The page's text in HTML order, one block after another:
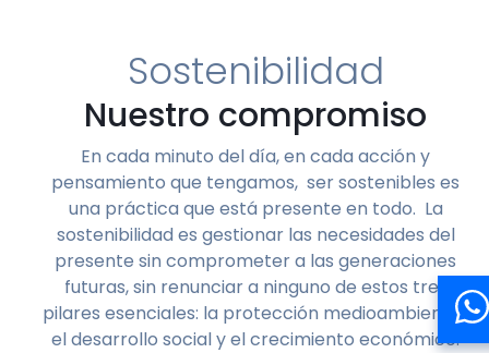
Sostenibilidad
Nuestro compromiso
En cada minuto del día, en cada acción y
pensamiento que tengamos, ser sostenibles es
una práctica que está presente en todo. La
sostenibilidad es gestionar las necesidades del
presente sin comprometer a las generaciones
futuras, sin renunciar a ninguno de estos tres
pilares esenciales: la protección medioambiental,
el desarrollo social y el crecimiento económico.